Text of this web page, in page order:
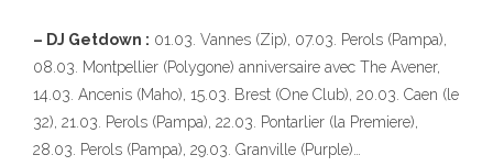
– DJ Getdown : 01.03. Vannes (Zip), 07.03. Perols (Pampa),
08.03. Montpellier (Polygone) anniversaire avec The Avener,
14.03. Ancenis (Maho), 15.03. Brest (One Club), 20.03. Caen (le
32), 21.03. Perols (Pampa), 22.03. Pontarlier (la Premiere),
28.03. Perols (Pampa), 29.03. Granville (Purple)…